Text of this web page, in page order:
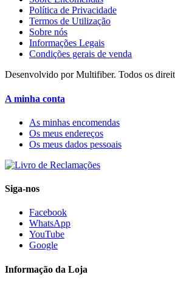
Política de Privacidade
Termos de Utilização
Sobre nós
Informações Legais
Condições gerais de venda
Desenvolvido por Multifiber. Todos os
A minha conta
As minhas encomendas
Os meus endereços
Os meus dados pessoais
Siga-nos
Facebook
WhatsApp
YouTube
Google
Informação da Loja